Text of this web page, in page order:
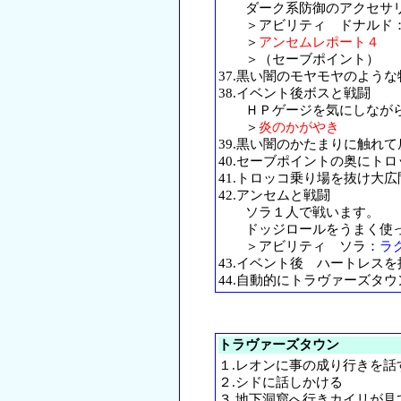
ダーク系防御のアクセサ
＞アビリティ ドナルド
＞ アンセムレポート４
＞（セーブポイント）
37.黒い闇のモヤモヤのよう
38.イベント後ボスと戦闘
ＨＰゲージを気にしなが
＞ 炎のかがやき
39.黒い闇のかたまりに触れて
40.セーブポイントの奥にト
41.トロッコ乗り場を抜け大広
42.アンセムと戦闘
ソラ１人で戦います。
ドッジロールをうまく使
＞アビリティ ソラ： ラ
43.イベント後 ハートレスを
44.自動的にトラヴァーズタウ
トラヴァーズタウン
１.レオンに事の成り行きを
２.シドに話しかける